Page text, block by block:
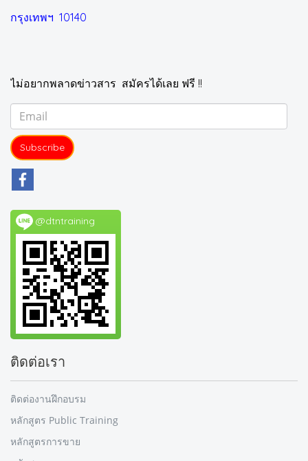
กรุงเทพฯ 10140
ไม่อยากพลาดข่าวสาร สมัครได้เลย ฟรี !!
Subscribe
@dtntraining
ติดต่อเรา
ติดต่องานฝึกอบรม
หลักสูตร Public Training
หลักสูตรการขาย